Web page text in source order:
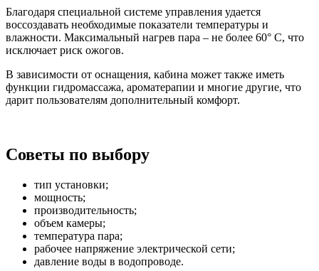
Благодаря специальной системе управления удается
воссоздавать необходимые показатели температуры и
влажности. Максимальный нагрев пара – не более 60° С, что
исключает риск ожогов.
В зависимости от оснащения, кабина может также иметь
функции гидромассажа, ароматерапии и многие другие, что
дарит пользователям дополнительный комфорт.
Советы по выбору
тип установки;
мощность;
производительность;
объем камеры;
температура пара;
рабочее напряжение электрической сети;
давление воды в водопроводе.